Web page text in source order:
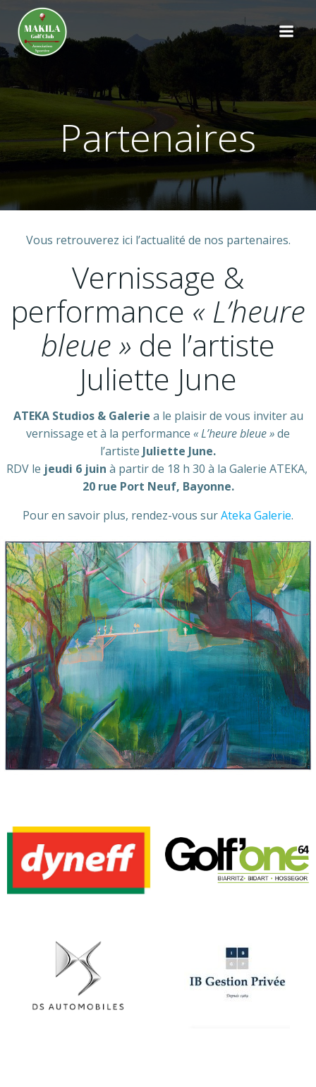
contenu
Partenaires
Vous retrouverez ici l’actualité de nos partenaires.
Vernissage &
performance « L’heure
bleue » de l’artiste
Juliette June
ATEKA Studios & Galerie a le plaisir de vous inviter au
vernissage et à la performance « L’heure bleue »de
l’artiste Juliette June.
RDV le jeudi 6 juin à partir de 18 h 30 à la Galerie ATEKA,
20 rue Port Neuf, Bayonne.
Pour en savoir plus, rendez-vous surAteka Galerie.